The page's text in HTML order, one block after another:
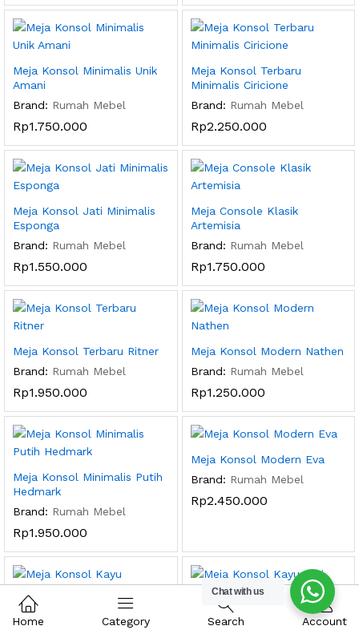
Meja Konsol Minimalis Unik
Amani
Brand: Rumah Mebel
Rp1.750.000
Meja Konsol Terbaru
Minimalis Ciricione
Brand: Rumah Mebel
Rp2.250.000
Meja Konsol Jati Minimalis
Esponga
Brand: Rumah Mebel
Rp1.550.000
Meja Console Klasik
Artemisia
Brand: Rumah Mebel
Rp1.750.000
Meja Konsol Terbaru Ritner
Brand: Rumah Mebel
Rp1.950.000
Meja Konsol Modern Nathen
Brand: Rumah Mebel
Rp1.250.000
Meja Konsol Minimalis Putih
Hedmark
Brand: Rumah Mebel
Rp1.950.000
Meja Konsol Modern Eva
Brand: Rumah Mebel
Rp2.450.000
Meja Konsol Kayu Minimalis
Meja Konsol Kayu Jati
Chat with us
Home Category Search Account